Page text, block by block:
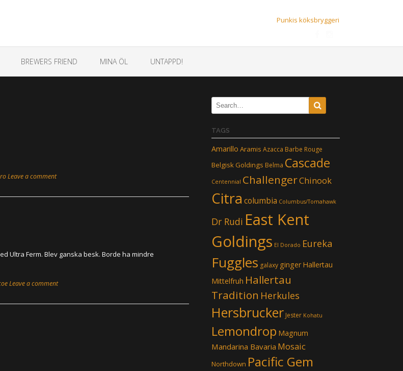
Punkis köksbryggeri
BREWERS FRIEND MINA ÖL UNTAPPD!
Leave a comment
Ultra Ferm. Blev ganska besk. Borde ha mindre
Leave a comment
TAGS
Amarillo Aramis Azacca Barbe Rouge
Belgisk Goldings Belma Cascade
Centennial ChallengerChinook
Citra columbia Columbus/Tomahawk
Dr Rudi East Kent
Goldings El Dorado Eureka
Fuggles galaxy ginger Hallertau
Mittelfruh Hallertau
Tradition Herkules
Hersbrucker Jester Kohatu
Lemondrop Magnum
Mandarina Bavaria Mosaic
Northdown Pacific Gem